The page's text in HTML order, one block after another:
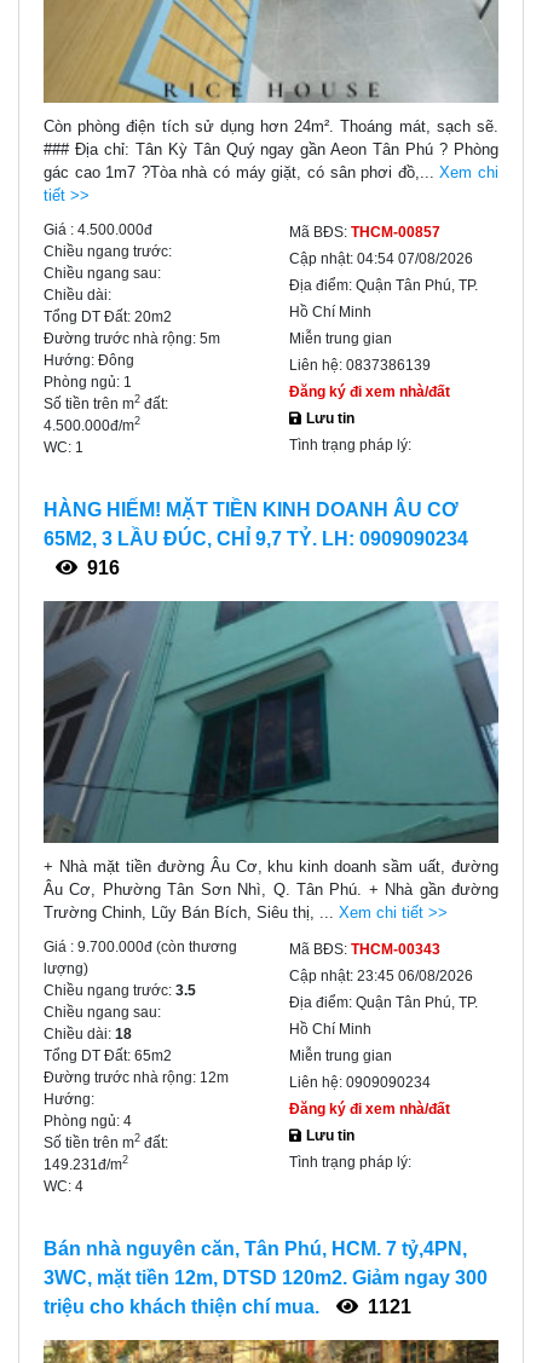
Còn phòng điện tích sử dụng hơn 24m². Thoáng mát, sạch sẽ.
### Địa chỉ: Tân Kỳ Tân Quý ngay gần Aeon Tân Phú ? Phòng
gác cao 1m7 ?Tòa nhà có máy giặt, có sân phơi đồ,...Xem chi
tiết >>
Giá : 4.500.000đ
Chiều ngang trước:
Chiều ngang sau:
Chiều dài:
Tổng DT Đất: 20m2
Đường trước nhà rộng: 5m
Hướng: Đông
Phòng ngủ: 1
Số tiền trên m2 đất:
4.500.000đ/m2
WC: 1
Mã BĐS: THCM-00857
Cập nhật: 04:54 07/08/2026
Địa điểm: Quận Tân Phú, TP.
Hồ Chí Minh
Miễn trung gian
Liên hệ: 0837386139
Đăng ký đi xem nhà/đất
Lưu tin
Tình trạng pháp lý:
HÀNG HIẾM! MẶT TIỀN KINH DOANH ÂU CƠ
65M2, 3 LẦU ĐÚC, CHỈ 9,7 TỶ. LH: 0909090234
916
+ Nhà mặt tiền đường Âu Cơ, khu kinh doanh sầm uất, đường
Âu Cơ, Phường Tân Sơn Nhì, Q. Tân Phú. + Nhà gần đường
Trường Chinh, Lũy Bán Bích, Siêu thị, ... Xem chi tiết >>
Giá : 9.700.000đ (còn thương
lượng)
Chiều ngang trước: 3.5
Chiều ngang sau:
Chiều dài: 18
Tổng DT Đất: 65m2
Đường trước nhà rộng: 12m
Hướng:
Phòng ngủ: 4
Số tiền trên m2 đất:
149.231đ/m2
WC: 4
Mã BĐS: THCM-00343
Cập nhật: 23:45 06/08/2026
Địa điểm: Quận Tân Phú, TP.
Hồ Chí Minh
Miễn trung gian
Liên hệ: 0909090234
Đăng ký đi xem nhà/đất
Lưu tin
Tình trạng pháp lý:
Bán nhà nguyên căn, Tân Phú, HCM. 7 tỷ,4PN,
3WC, mặt tiền 12m, DTSD 120m2. Giảm ngay 300
triệu cho khách thiện chí mua.
1121